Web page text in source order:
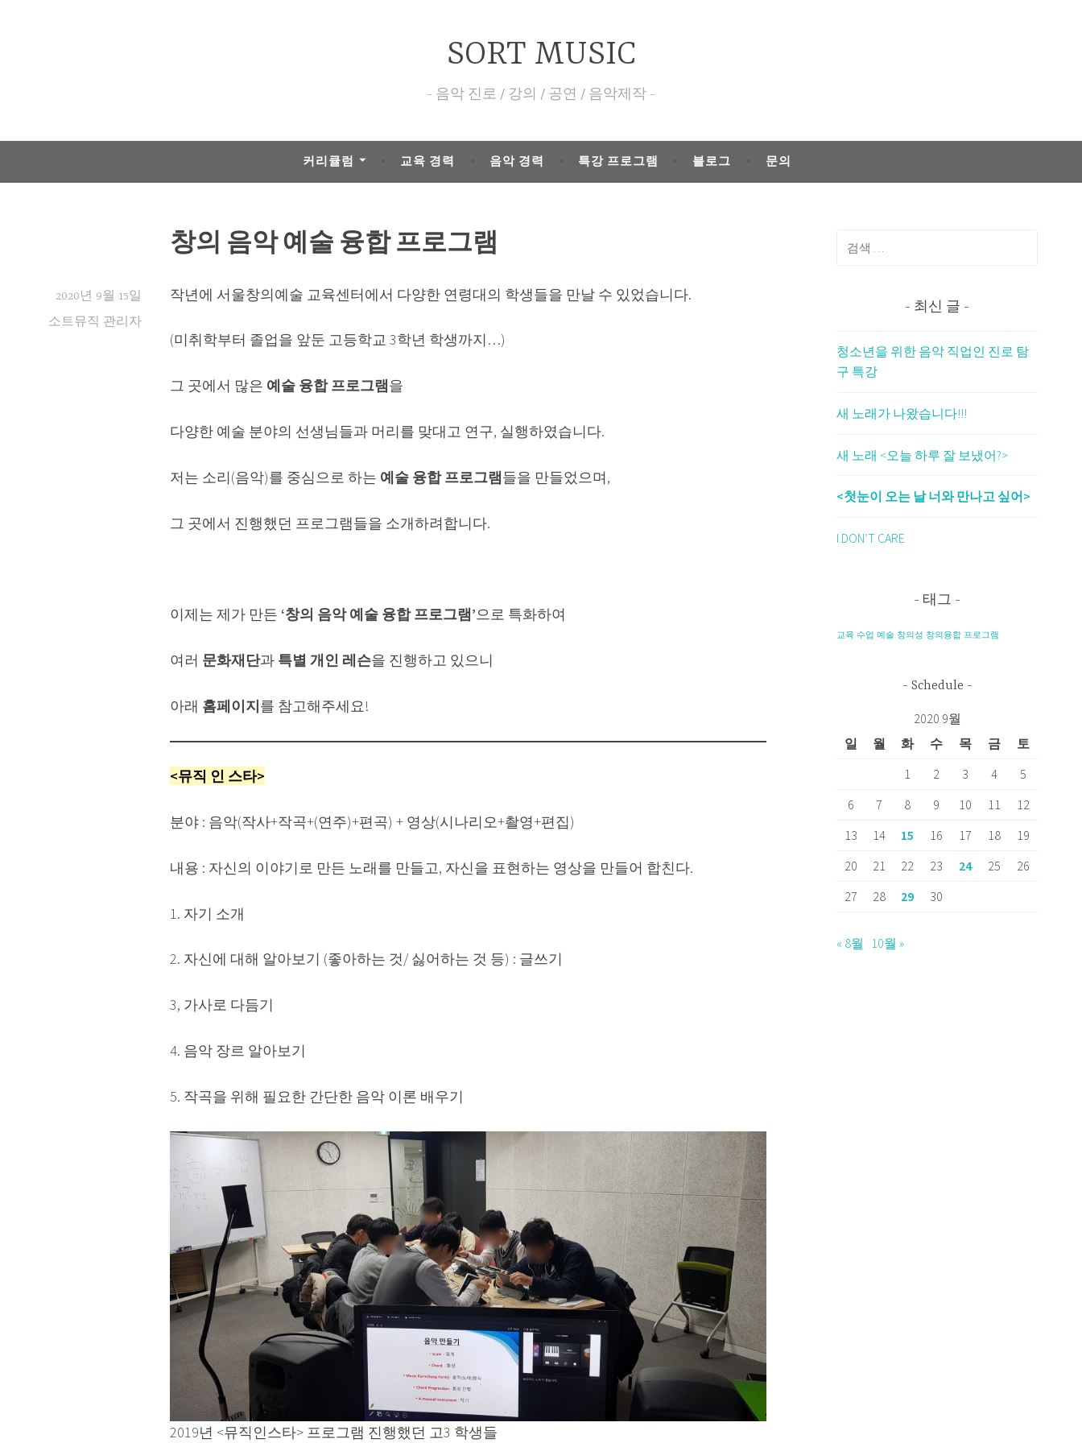
SORT MUSIC
음악 진로 / 강의 / 공연 / 음악제작
커리큘럼 교육 경력 음악 경력 특강 프로그램 블로그 문의
창의 음악 예술 융합 프로그램
2020년 9월 15일
소트뮤직 관리자
작년에 서울창의예술 교육센터에서 다양한 연령대의 학생들을 만날 수 있었습니다.
(미취학부터 졸업을 앞둔 고등학교 3학년 학생까지…)
그 곳에서 많은 예술 융합 프로그램을
다양한 예술 분야의 선생님들과 머리를 맞대고 연구, 실행하였습니다.
저는 소리(음악)를 중심으로 하는 예술 융합 프로그램들을 만들었으며,
그 곳에서 진행했던 프로그램들을 소개하려합니다.
이제는 제가 만든 ‘창의 음악 예술 융합 프로그램’으로 특화하여
여러 문화재단과 특별 개인 레슨을 진행하고 있으니
아래 홈페이지를 참고해주세요!
<뮤직 인 스타>
분야 : 음악(작사+작곡+(연주)+편곡) + 영상(시나리오+촬영+편집)
내용 : 자신의 이야기로 만든 노래를 만들고, 자신을 표현하는 영상을 만들어 합친다.
1. 자기 소개
2. 자신에 대해 알아보기 (좋아하는 것/ 싫어하는 것 등) : 글쓰기
3, 가사로 다듬기
4. 음악 장르 알아보기
5. 작곡을 위해 필요한 간단한 음악 이론 배우기
2019년 <뮤직인스타> 프로그램 진행했던 고3 학생들
색:
최신 글
청소년을 위한 음악 직업인 진로 탐
구 특강
새 노래가 나왔습니다!!!
새 노래 <오늘 하루 잘 보냈어?>
<첫눈이 오는 날 너와 만나고 싶어>
I DON’T CARE
태그
교육 수업 예술 창의성 창의융합 프로그램
Schedule
2020 9월
일
월 화 수 목 금
토
1
2 3 4
5
6
7 8 9 10 11
12
13
14 15 16 17 18
19
20
21 22 23 24 25
26
27
28 29 30
« 8월 10월 »